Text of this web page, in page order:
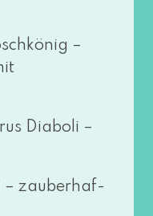
–
Diaboli –
zau­ber­haf­